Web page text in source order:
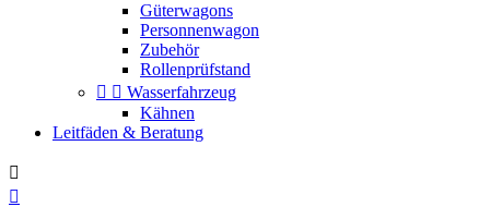
Güterwagons
Personnenwagon
Zubehör
Rollenprüfstand
  Wasserfahrzeug
Kähnen
Leitfäden & Beratung

